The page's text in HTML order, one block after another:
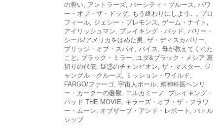
の誓い アントラーズ バーシティ・ブルース
パワ
ー・オブ・ザ・ドッグ
もう終わりにしよう。
プロ
フィール ジェシー・プレモンス ゲーム・ナイト
アイリッシュマン
ブレイキング・バッド
バリー・
シール/アメリカをはめた男
ザ・ディスカバリー
ブリッジ・オブ・スパイ
バイス
母が教えてくれた
こと
ブラック・ミラー
ユダ&ブラック・メシア 裏
切りの代償 疑惑のチャンピオン ザ・マスター
ジ
ャングル・クルーズ
ミッション・ワイルド
FARGO/ファーゴ 宇宙人ポール 精神科医ヘンリ
ー・カーターの憂鬱
エルカミーノ: ブレイキング・
バッド THE MOVIE
キラーズ・オブ・ザ・フラワ
ー・ムーン
オブザーブ・アンド・レポート
バトル
シップ